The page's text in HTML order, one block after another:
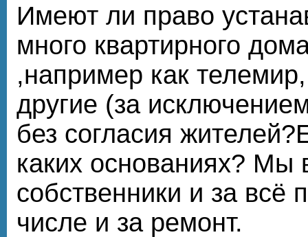
Имеют ли право
много квартирного
,например как
другие (за
без согласия
каких основаниях? Мы
собственники и за всё
числе и за ремонт.